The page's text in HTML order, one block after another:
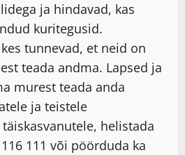
ja hindavad, kas
kuritegusid.
tunnevad, et neid on
teada andma. Lapsed ja
murest teada anda
ja teistele
helistada
111 või pöörduda ka